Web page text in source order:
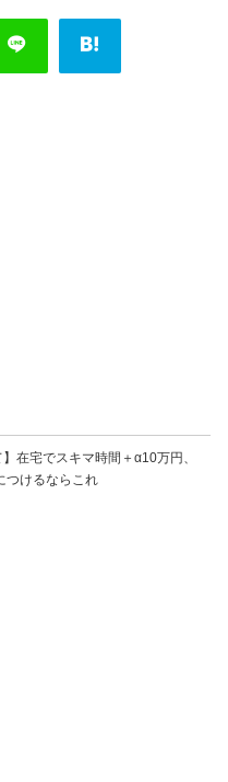
在宅でスキマ時間＋α10万円、
つけるならこれ